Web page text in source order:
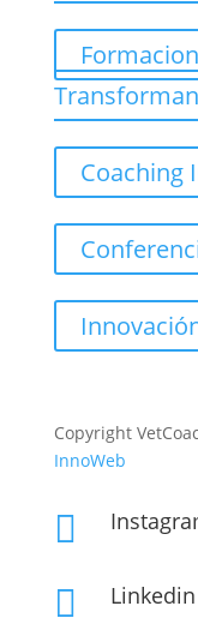
Transforman
Coaching
Copyright
InnoWeb

 Linkedin